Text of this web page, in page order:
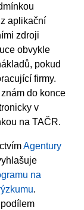
aplikační
zdroji
obvykle
pokud
firmy.
do konce
v
na TAČR.
Agentury
na
.